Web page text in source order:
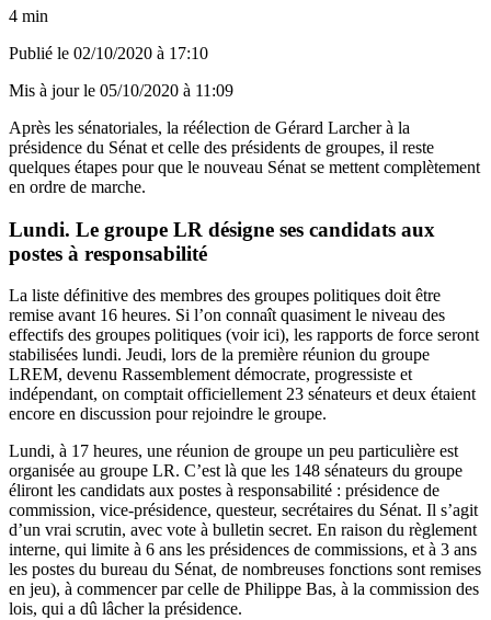
4 min
Publié le 02/10/2020 à 17:10
Mis à jour le 05/10/2020 à 11:09
Après les sénatoriales, la réélection de Gérard Larcher à la
présidence du Sénat et celle des présidents de groupes, il reste
quelques étapes pour que le nouveau Sénat se mettent complètement
en ordre de marche.
Lundi. Le groupe LR désigne ses candidats aux
postes à responsabilité
La liste définitive des membres des groupes politiques doit être
remise avant 16 heures. Si l’on connaît quasiment le niveau des
effectifs des groupes politiques (voir ici), les rapports de force seront
stabilisées lundi. Jeudi, lors de la première réunion du groupe
LREM, devenu Rassemblement démocrate, progressiste et
indépendant, on comptait officiellement 23 sénateurs et deux étaient
encore en discussion pour rejoindre le groupe.
Lundi, à 17 heures, une réunion de groupe un peu particulière est
organisée au groupe LR. C’est là que les 148 sénateurs du groupe
éliront les candidats aux postes à responsabilité : présidence de
commission, vice-présidence, questeur, secrétaires du Sénat. Il s’agit
d’un vrai scrutin, avec vote à bulletin secret. En raison du règlement
interne, qui limite à 6 ans les présidences de commissions, et à 3 ans
les postes du bureau du Sénat, de nombreuses fonctions sont remises
en jeu), à commencer par celle de Philippe Bas, à la commission des
lois, qui a dû lâcherla présidence.